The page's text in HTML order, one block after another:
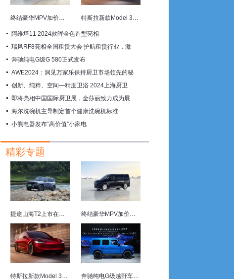
终结豪华MPV加价现象 四座豪华旗舰极氪009光辉上市 特斯拉新款Model 3P亮相 动力与电池容量中美有别
阿维塔11 2024款晖金色造型亮相
瑞风RF8亮相全国租赁大会 护航租赁行业，激
奔驰纯电G级G 580正式发布
AWE2024：洞见万家乐保持厨卫市场领先的秘
创新、纯粹、空间—精度卫浴 2024上海厨卫
即将亮相中国国际厨卫展，金莎丽致力成为展
海尔洗碗机主导制定首个健康洗碗机标准
小熊电器发布“高价值”小家电
精彩专题
捷途山海T2上市在即，动力空间双优 终结豪华MPV加价现象 四座豪华旗舰极氪009光辉上市
特斯拉新款Model 3P亮相 动力与电池容量中美有别 奔驰纯电G级越野车首发